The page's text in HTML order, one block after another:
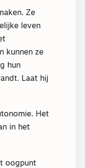
Ze
leven
kunnen ze
hun
Laat hij
Het
in het
oogpunt